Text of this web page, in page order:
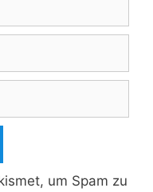
um Spam zu